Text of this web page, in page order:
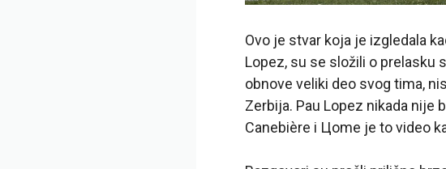
Ovo je stvar koja je izgledala
Lopez, su se složili o prelasku
obnove veliki deo svog tima,
Zerbija. Pau Lopez nikada nije
Canebière i Цome je to video